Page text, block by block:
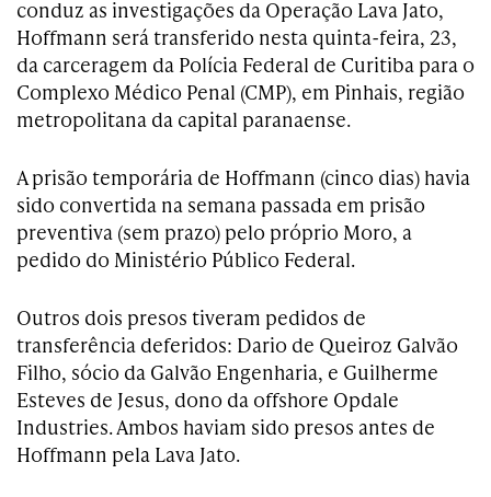
conduz as investigações da Operação Lava Jato,
Hoffmann será transferido nesta quinta-feira, 23,
da carceragem da Polícia Federal de Curitiba para o
Complexo Médico Penal (CMP), em Pinhais, região
metropolitana da capital paranaense.
A prisão temporária de Hoffmann (cinco dias) havia
sido convertida na semana passada em prisão
preventiva (sem prazo) pelo próprio Moro, a
pedido do Ministério Público Federal.
Outros dois presos tiveram pedidos de
transferência deferidos: Dario de Queiroz Galvão
Filho, sócio da Galvão Engenharia, e Guilherme
Esteves de Jesus, dono da offshore Opdale
Industries. Ambos haviam sido presos antes de
Hoffmann pela Lava Jato.